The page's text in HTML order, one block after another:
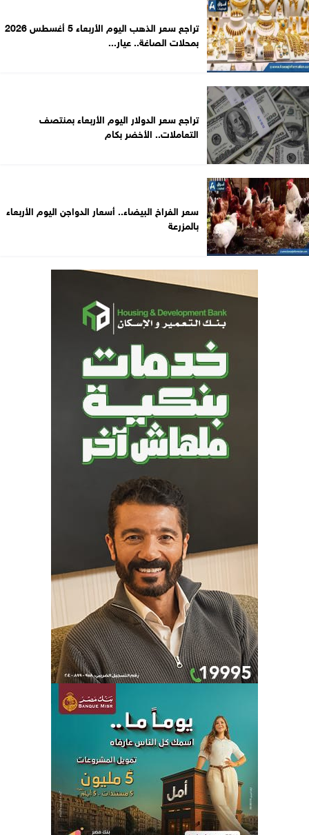
تراجع سعر الذهب اليوم الأربعاء 5 أغسطس 2026
بمحلات الصاغة.. عيار...
تراجع سعر الدولار اليوم الأربعاء بمنتصف
التعاملات.. الأخضر بكام
سعر الفراخ البيضاء.. أسعار الدواجن اليوم الأربعاء
بالمزرعة